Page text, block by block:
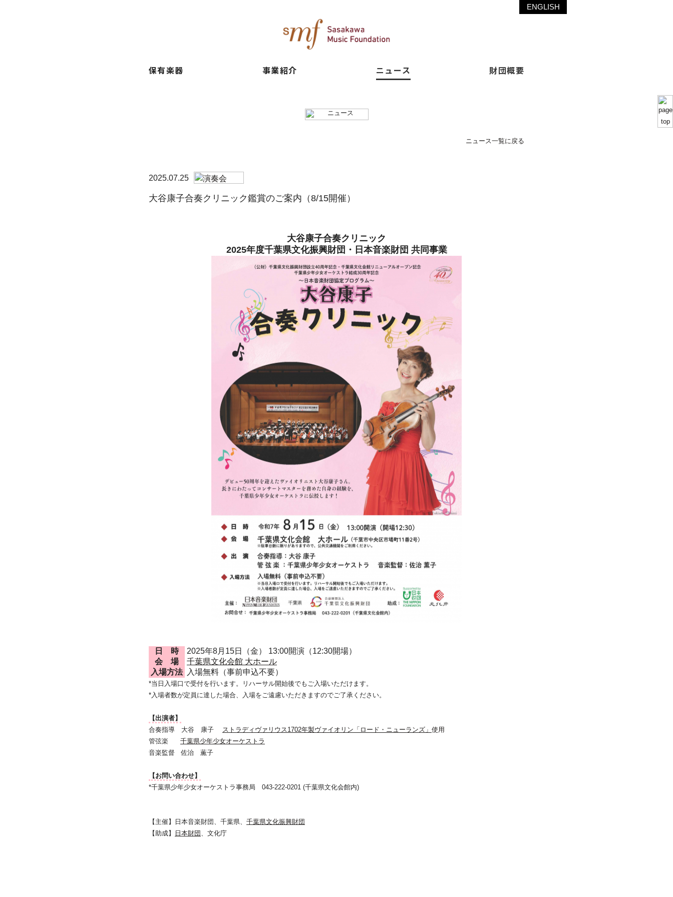
ENGLISH
保有楽器 事業紹介 ニュース 財団概要
ニュース一覧に戻る
2025.07.25
大谷康子合奏クリニック鑑賞のご案内（8/15開催）
大谷康子合奏クリニック
2025年度千葉県文化振興財団・日本音楽財団 共同事業
日 時
2025年8月15日（金） 13:00開演（12:30開場）
会 場
千葉県文化会館 大ホール
入場方法 入場無料（事前申込不要）
*当日入場口で受付を行います。リハーサル開始後でもご入場いただけます。
*入場者数が定員に達した場合、入場をご遠慮いただきますのでご了承ください。
【出演者】
合奏指導 大谷 康子
ストラディヴァリウス1702年製ヴァイオリン「ロード・ニューランズ」 使用
管弦楽 千葉県少年少女オーケストラ
音楽監督 佐治 薫子
【お問い合わせ】
*千葉県少年少女オーケストラ事務局 043-222-0201 (千葉県文化会館内)
【主催】日本音楽財団、千葉県、 千葉県文化振興財団
【助成】
日本財団 、文化庁